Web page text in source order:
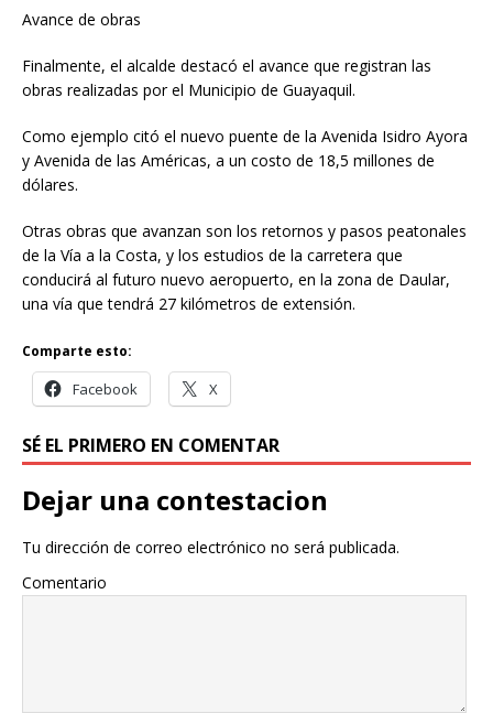
Avance de obras
Finalmente, el alcalde destacó el avance que registran las
obras realizadas por el Municipio de Guayaquil.
Como ejemplo citó el nuevo puente de la Avenida Isidro Ayora
y Avenida de las Américas, a un costo de 18,5 millones de
dólares.
Otras obras que avanzan son los retornos y pasos peatonales
de la Vía a la Costa, y los estudios de la carretera que
conducirá al futuro nuevo aeropuerto, en la zona de Daular,
una vía que tendrá 27 kilómetros de extensión.
Comparte esto:
Facebook X
SÉ EL PRIMERO EN COMENTAR
Dejar una contestacion
Tu dirección de correo electrónico no será publicada.
Comentario